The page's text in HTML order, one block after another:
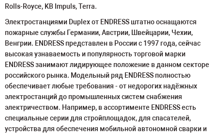
Rolls-Royce, KB Impuls, Terra.
Электростанциями Duplex от ENDRESS штатно оснащаются
пожарные службы Германии, Австрии, Швейцарии, Чехии,
Венгрии. ENDRESS представлен в России с 1997 года, сейчас
высокая узнаваемость и популярность торговой марки
ENDRESS занимают лидирующее положение в данном секторе
российского рынка. Модельный ряд ENDRESS полностью
обеспечивает любые требования - от недорогих надёжных
электростанций до промышленных систем снабжения
электричеством. Например, в ассортименте ENDRESS есть
специальные серии для стройплощадок, для спасателей,
устройства для обеспечения мобильной автономной сварки и